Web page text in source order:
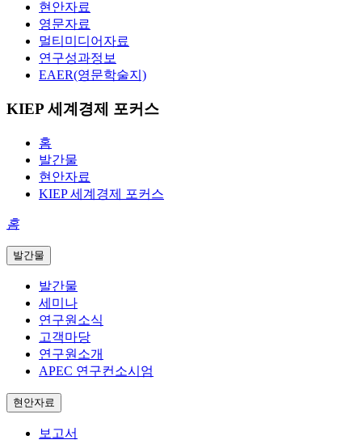
현안자료
영문자료
멀티미디어자료
연구성과정보
EAER(영문학술지)
KIEP 세계경제 포커스
홈
발간물
현안자료
KIEP 세계경제 포커스
홈
발간물
발간물
세미나
연구원소식
고객마당
연구원소개
APEC 연구컨소시엄
현안자료
보고서